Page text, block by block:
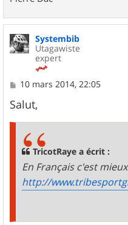
Systembib
Utagawiste
expert
M
s
s
a
10 mars 2014, 22:05
Salut,
TricotRaye a écrit :
En Français c'est
http://